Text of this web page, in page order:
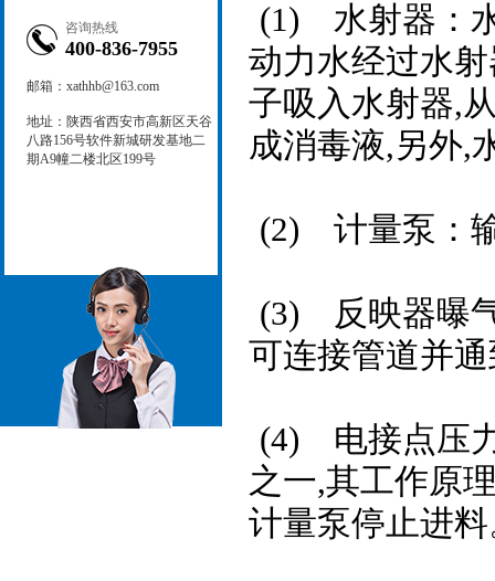
(1)水射器：水
动力水经过水
子吸入水射器,
成消毒液,另外,
(2)计量泵：
(3)反映器曝气
可连接管道并
(4)电接点压力
之一,其工作原
计量泵停止进
咨询热线
400-836-7955
邮箱：xathhb@163.com
地址：陕西省西安市高新区天谷
八路156号软件新城研发基地二
期A9幢二楼北区199号